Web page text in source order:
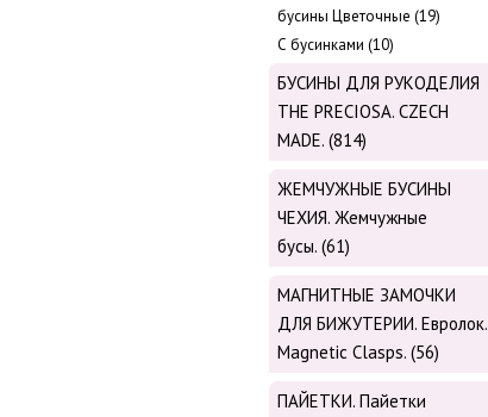
бусины Цветочные (19)
С бусинками (10)
БУСИНЫ ДЛЯ РУКОДЕЛИЯ
THE PRECIOSA. CZECH
MADE. (814)
ЖЕМЧУЖНЫЕ БУСИНЫ
ЧЕХИЯ. Жемчужные
бусы. (61)
МАГНИТНЫЕ ЗАМОЧКИ
ДЛЯ БИЖУТЕРИИ. Евролок.
Magnetic Сlasps. (56)
ПАЙЕТКИ. Пайетки